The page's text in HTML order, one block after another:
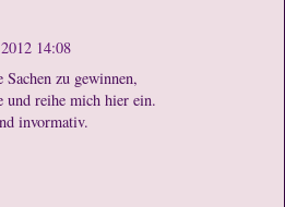
14:08
zu gewinnen,
und reihe mich hier ein.
invormativ.